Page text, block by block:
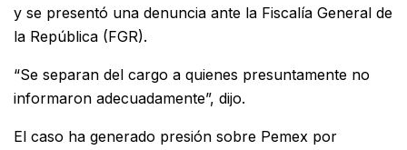
y se presentó una denuncia ante la Fiscalía General de
la República (FGR).
“Se separan del cargo a quienes presuntamente no
informaron adecuadamente”, dijo.
El caso ha generado presión sobre Pemex por